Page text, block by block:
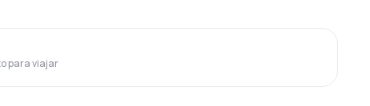
para viajar